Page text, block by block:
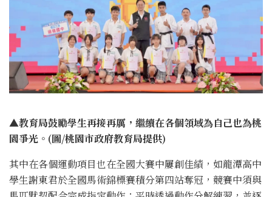
▲教育局鼓勵學生再接再厲，繼續在各個領域為自己也為桃
園爭光。(圖/桃園市政府教育局提供)
其中在各個運動項目也在全國大賽中屢創佳績，如龍潭高中
學生謝東君於全國馬術錦標賽積分第四站奪冠，競賽中須與